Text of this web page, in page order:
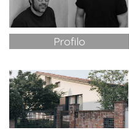
Profilo